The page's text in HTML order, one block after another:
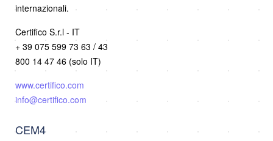
internazionali.
Certifico S.r.l - IT
+ 39 075 599 73 63 / 43
800 14 47 46 (solo IT)
www.certifico.com
info@certifico.com
CEM4